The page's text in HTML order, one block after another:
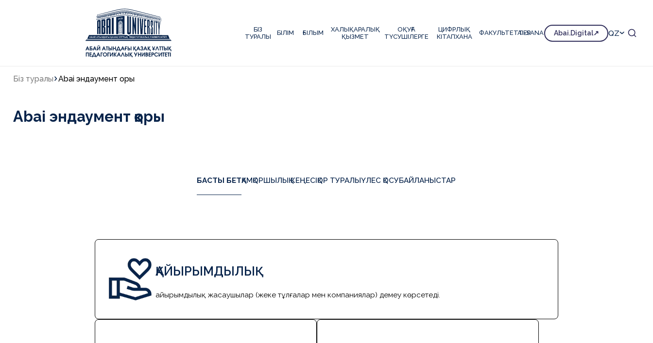
БІЗ
ТУРАЛЫ
БІЛІМ ҒЫЛЫМ
ХАЛЫҚАРАЛЫҚ
ҚЫЗМЕТ
ОҚУҒА
ТҮСУШІЛЕРГЕ
ЦИФРЛЫҚ
КІТАПХАНА
ФАКУЛЬТЕТТЕРAI-SANA Abai.Digital QZ
Біз туралы Abai эндаумент қоры
Abai эндаумент қоры
БАСТЫ БЕТҚАМҚОРШЫЛЫҚ КЕҢЕСІҚОР ТУРАЛЫҮЛЕС ҚОСУБАЙЛАНЫСТАР
ҚАЙЫРЫМДЫЛЫҚ
Қайырымдылық жасаушылар (жеке тұлғалар мен компаниялар) демеу көрсетеді.